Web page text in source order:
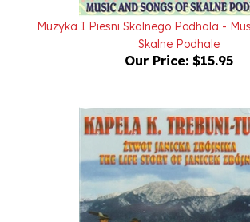
Muzyka I Piesni Skalnego Podhala -
Skalne Podhale
Our Price:$15.95